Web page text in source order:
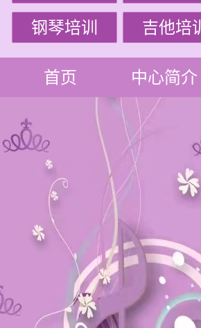
钢琴培训 吉他培训
首页 中心简介